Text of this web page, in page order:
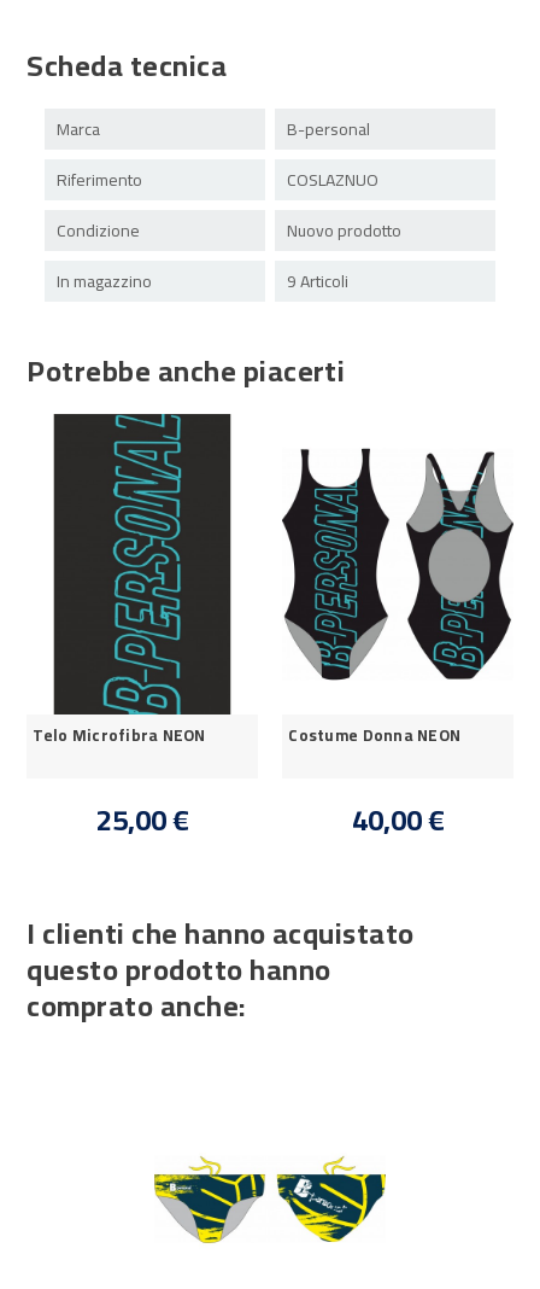
Scheda tecnica
Marca
B-personal
Riferimento
COSLAZNUO
Condizione
Nuovo prodotto
In magazzino
9 Articoli
Potrebbe anche piacerti
Telo Microfibra NEON
25,00 €
Costume Donna NEON
40,00 €
I clienti che hanno acquistato
questo prodotto hanno
comprato anche: